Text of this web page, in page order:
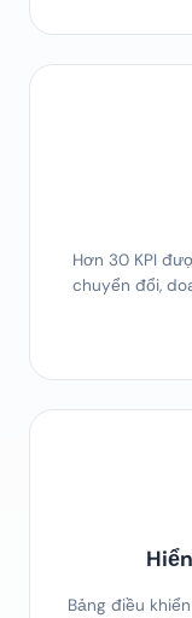
Hơn 30 KPI
chuyển đổi,
Bảng điều